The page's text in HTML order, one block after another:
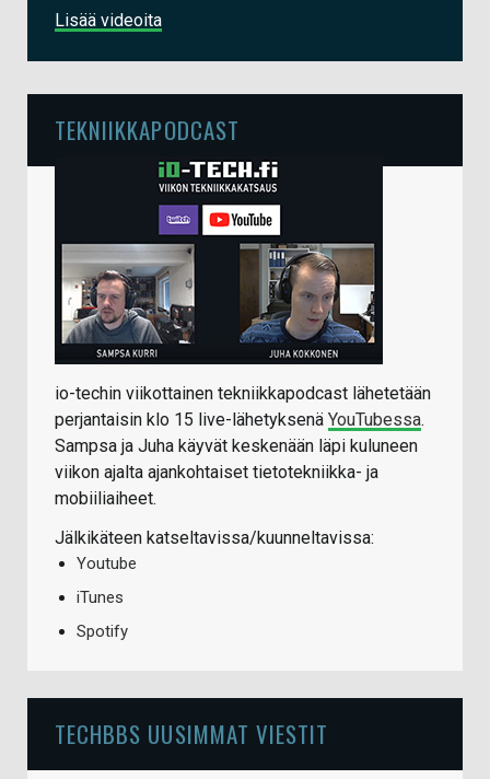
Lisää videoita
TEKNIIKKAPODCAST
io-techin viikottainen tekniikkapodcast lähetetään
perjantaisin klo 15 live-lähetyksenä YouTubessa.
Sampsa ja Juha käyvät keskenään läpi kuluneen
viikon ajalta ajankohtaiset tietotekniikka- ja
mobiiliaiheet.
Jälkikäteen katseltavissa/kuunneltavissa:
Youtube
iTunes
Spotify
TECHBBS UUSIMMAT VIESTIT